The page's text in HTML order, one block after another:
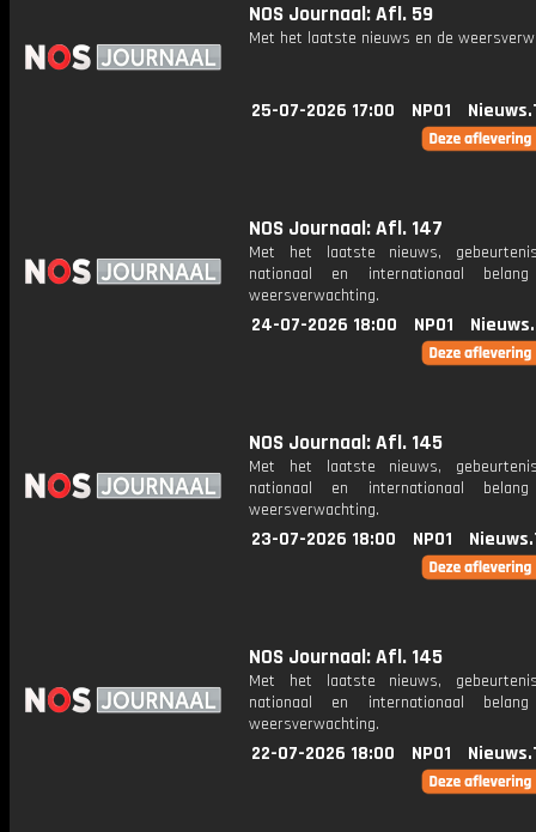
NOS Journaal: Afl. 59
Met het laatste nieuws en de
25-07-2026 17:00 NPO1
NOS Journaal: Afl. 147
Met het laatste nieuws,
nationaal en internationaal
weersverwachting.
24-07-2026 18:00 NPO1
NOS Journaal: Afl. 145
Met het laatste nieuws,
nationaal en internationaal
weersverwachting.
23-07-2026 18:00 NPO1
NOS Journaal: Afl. 145
Met het laatste nieuws,
nationaal en internationaal
weersverwachting.
22-07-2026 18:00 NPO1